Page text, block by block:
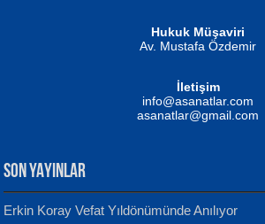
Hukuk Müşaviri
Av. Mustafa Özdemir
İletişim
info@asanatlar.com
asanatlar@gmail.com
SON YAYINLAR
Erkin Koray Vefat Yıldönümünde Anılıyor